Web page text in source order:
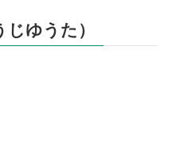
ゆうた）